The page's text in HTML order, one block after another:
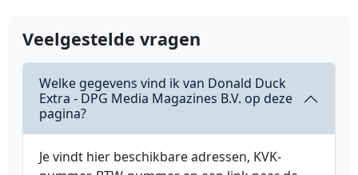
Veelgestelde vragen
Welke gegevens vind ik van Donald Duck
Extra - DPG Media Magazines B.V. op deze
pagina?
Je vindt hier beschikbare adressen, KVK-